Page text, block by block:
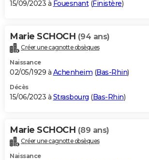
15/09/2023 à Fouesnant(Finistère)
Marie SCHOCH (94 ans)
Créer une cagnotte obsèques
Naissance
02/05/1929 à Achenheim (Bas-Rhin)
Décès
15/06/2023 à Strasbourg (Bas-Rhin)
Marie SCHOCH (89 ans)
Créer une cagnotte obsèques
Naissance